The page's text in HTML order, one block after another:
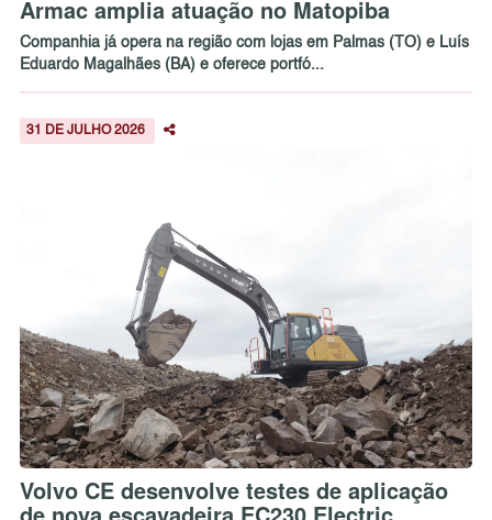
Armac amplia atuação no Matopiba
Companhia já opera na região com lojas em Palmas (TO) e Luís
Eduardo Magalhães (BA) e oferece portfó...
31 DE JULHO 2026
Volvo CE desenvolve testes de aplicação